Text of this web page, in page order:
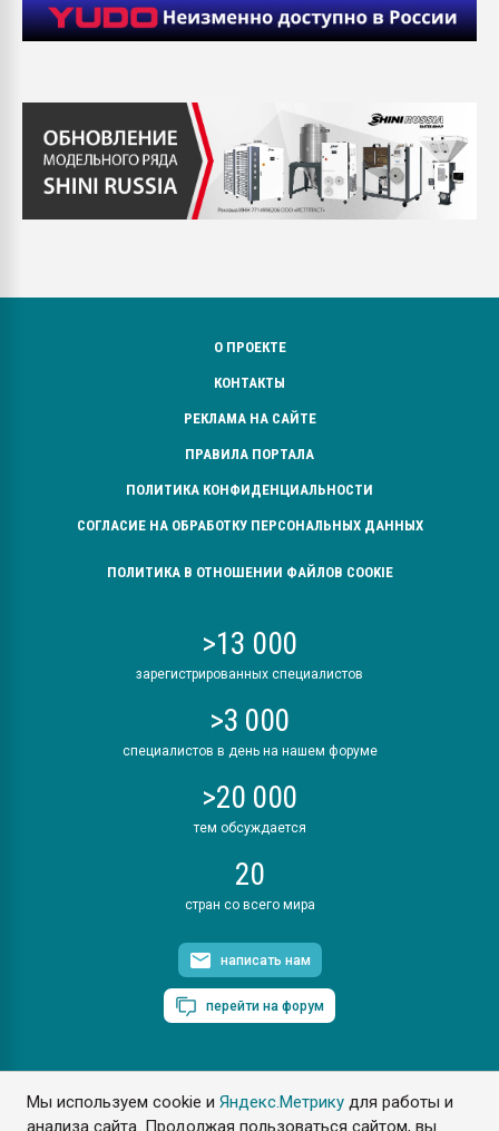
Мы используем cookie иЯндекс.Метрику для работы и
анализа сайта. Продолжая пользоваться сайтом, вы
О ПРОЕКТЕ
КОНТАКТЫ
РЕКЛАМА НА САЙТЕ
ПРАВИЛА ПОРТАЛА
ПОЛИТИКА КОНФИДЕНЦИАЛЬНОСТИ
СОГЛАСИЕ НА ОБРАБОТКУ ПЕРСОНАЛЬНЫХ ДАННЫХ
ПОЛИТИКА В ОТНОШЕНИИ ФАЙЛОВ COOKIE
>13 000
зарегистрированных специалистов
>3 000
специалистов в день на нашем форуме
>20 000
тем обсуждается
20
стран со всего мира
написать нам
перейти на форум
ПластЭксперт © 2006. Все права защищены
Разрешается копирование материалов сайта с обязательной